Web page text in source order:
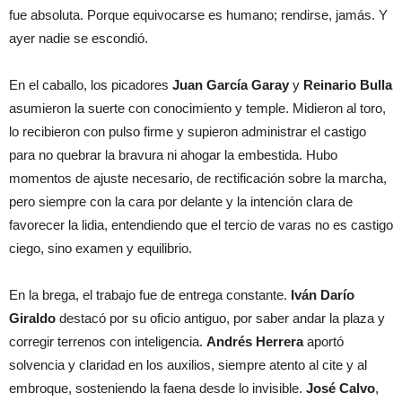
fue absoluta. Porque equivocarse es humano; rendirse, jamás. Y
ayer nadie se escondió.
En el caballo, los picadores Juan García Garay y Reinario Bulla
asumieron la suerte con conocimiento y temple. Midieron al toro,
lo recibieron con pulso firme y supieron administrar el castigo
para no quebrar la bravura ni ahogar la embestida. Hubo
momentos de ajuste necesario, de rectificación sobre la marcha,
pero siempre con la cara por delante y la intención clara de
favorecer la lidia, entendiendo que el tercio de varas no es castigo
ciego, sino examen y equilibrio.
En la brega, el trabajo fue de entrega constante. Iván Darío
Giraldo destacó por su oficio antiguo, por saber andar la plaza y
corregir terrenos con inteligencia. Andrés Herreraaportó
solvencia y claridad en los auxilios, siempre atento al cite y al
embroque, sosteniendo la faena desde lo invisible. José Calvo,